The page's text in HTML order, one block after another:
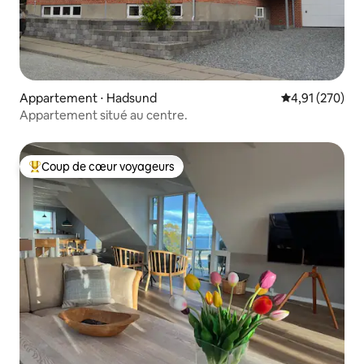
Appartement ⋅ Hadsund Évaluation
4,91 (270)
Appartement situé au centre.
Coups de cœur voyageurs les plus appréciés
Coup de cœur voyageurs